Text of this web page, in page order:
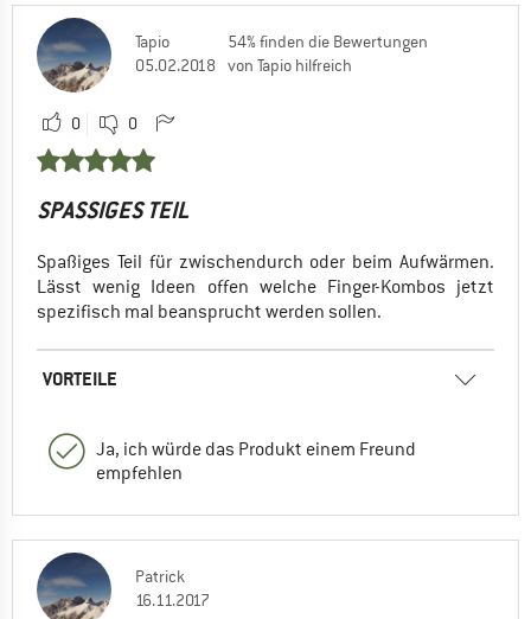
Tapio
05.02.2018
54% finden die Bewertungen
von Tapio hilfreich
0 0
SPASSIGES TEIL
Spaßiges Teil für zwischendurch oder beim Aufwärmen.
Lässt wenig Ideen offen welche Finger-Kombos jetzt
spezifisch mal beansprucht werden sollen.
VORTEILE
Ja, ich würde das Produkt einem Freund
empfehlen
Patrick
16.11.2017